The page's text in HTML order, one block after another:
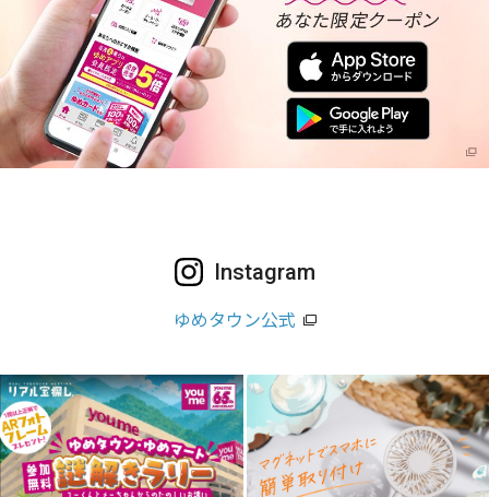
Instagram
ゆめタウン公式